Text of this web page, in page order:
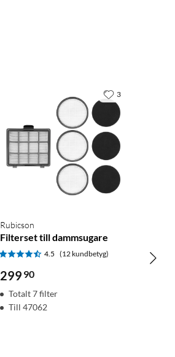
Rubicson
Filterset till dammsugare
4.5 (12 kundbetyg)
299 90
Totalt 7 filter
Till 47062
3